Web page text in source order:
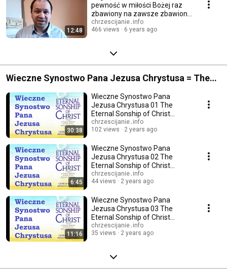
12:48
pewność w miłości Bożej raz
zbawiony na zawsze zbawiony
nieutracalne zbawienie
chrzescijanie․info
466 views
6 years ago
Wieczne Synostwo Pana Jezusa Chrystusa = The
Eternal Sonship of Christ
30:38
Wieczne Synostwo Pana
Jezusa Chrystusa 01 The
Eternal Sonship of Christ
Boskość Syna Zielone Niwy
chrzescijanie․info
102 views
2 years ago
6:45
Wieczne Synostwo Pana
Jezusa Chrystusa 02 The
Eternal Sonship of Christ
Preegzystencja Syna
chrzescijanie․info
44 views
2 years ago
11:16
Wieczne Synostwo Pana
Jezusa Chrystusa 03 The
Eternal Sonship of Christ
Wcielenie Syna Zielone Niwy
chrzescijanie․info
35 views
2 years ago